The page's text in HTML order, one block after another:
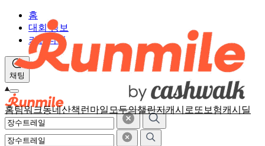
홈팀워크동네산책 런마일 모두의챌린지캐시로또 보험캐시딜
홈
대회 정보
커뮤니티
채팅